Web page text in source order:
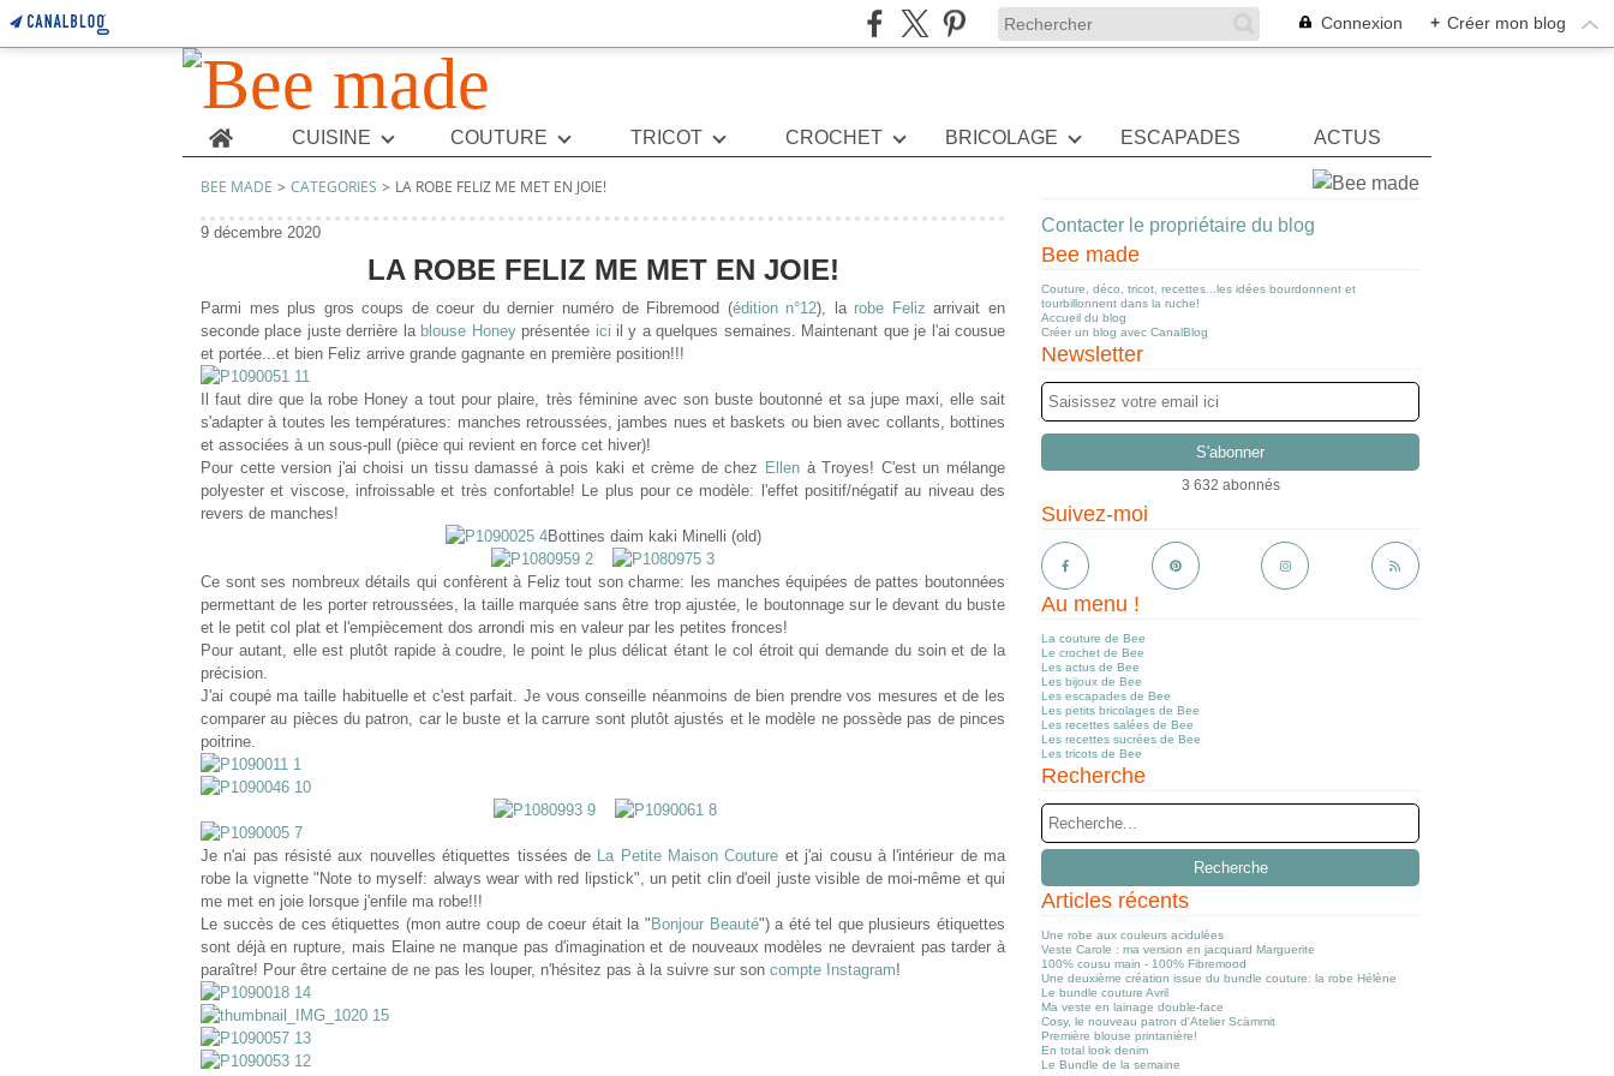
Connexion + Créer mon blog
Home CUISINE COUTURE TRICOT CROCHET BRICOLAGE ESCAPADES ACTUS
BEE MADE > CATEGORIES > LA ROBE FELIZ ME MET EN JOIE!
9 décembre 2020
LA ROBE FELIZ ME MET EN JOIE!
Parmi mes plus gros coups de coeur du dernier numéro de Fibremood (édition n°12), la robe Felizarrivait en
seconde place juste derrière la blouse Honeyprésentée ici il y a quelques semaines. Maintenant que je l'ai cousue
et portée...et bien Feliz arrive grande gagnante en première position!!!
Il faut dire que la robe Honey a tout pour plaire, très féminine avec son buste boutonné et sa jupe maxi, elle sait
s'adapter à toutes les températures: manches retroussées, jambes nues et baskets ou bien avec collants, bottines
et associées à un sous-pull (pièce qui revient en force cet hiver)!
Pour cette version j'ai choisi un tissu damassé à pois kaki et crème de chez Ellen à Troyes! C'est un mélange
polyester et viscose, infroissable et très confortable! Le plus pour ce modèle: l'effet positif/négatif au niveau des
revers de manches!
Bottines daim kaki Minelli (old)
Ce sont ses nombreux détails qui confèrent à Feliz tout son charme: les manches équipées de pattes boutonnées
permettant de les porter retroussées, la taille marquée sans être trop ajustée, le boutonnage sur le devant du buste
et le petit col plat et l'empiècement dos arrondi mis en valeur par les petites fronces!
Pour autant, elle est plutôt rapide à coudre, le point le plus délicat étant le col étroit qui demande du soin et de la
précision.
J'ai coupé ma taille habituelle et c'est parfait. Je vous conseille néanmoins de bien prendre vos mesures et de les
comparer au pièces du patron, car le buste et la carrure sont plutôt ajustés et le modèle ne possède pas de pinces
poitrine.
Je n'ai pas résisté aux nouvelles étiquettes tissées de La Petite Maison Couture et j'ai cousu à l'intérieur de ma
robe la vignette "Note to myself: always wear with red lipstick", un petit clin d'oeil juste visible de moi-même et qui
me met en joie lorsque j'enfile ma robe!!!
Le succès de ces étiquettes (mon autre coup de coeur était la " Bonjour Beauté") a été tel que plusieurs étiquettes
sont déjà en rupture, mais Elaine ne manque pas d'imagination et de nouveaux modèles ne devraient pas tarder à
paraître! Pour être certaine de ne pas les louper, n'hésitez pas à la suivre sur son compte Instagram!
Contacter le propriétaire du blog
Bee made
Couture, déco, tricot, recettes...les idées bourdonnent et
tourbillonnent dans la ruche!
Accueil du blog
Créer un blog avec CanalBlog
Newsletter
3 632 abonnés
Suivez-moi
Au menu !
La couture de Bee
Le crochet de Bee
Les actus de Bee
Les bijoux de Bee
Les escapades de Bee
Les petits bricolages de Bee
Les recettes salées de Bee
Les recettes sucrées de Bee
Les tricots de Bee
Recherche
Articles récents
Une robe aux couleurs acidulées
Veste Carole : ma version en jacquard Marguerite
100% cousu main - 100% Fibremood
Une deuxième création issue du bundle couture: la robe Hélène
Le bundle couture Avril
Ma veste en lainage double-face
Cosy, le nouveau patron d'Atelier Scämmit
Première blouse printanière!
En total look denim
Le Bundle de la semaine